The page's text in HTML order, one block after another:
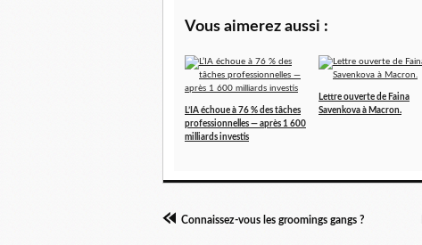
Vous aimerez aussi :
L’IA échoue à 76 % des tâches
professionnelles — après 1 600
milliards investis
Lettre ouverte de Faina
Savenkova à Macron.
Connaissez-vous les groomings gangs ?